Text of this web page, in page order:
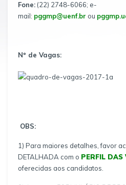
Fone: (22) 2748-6066; e-
mail: pggmp@uenf.br ou
Nº de Vagas:
OBS:
1) Para maiores detalhes, favor
DETALHADA com o PERFIL DAS
oferecidas aos candidatos.